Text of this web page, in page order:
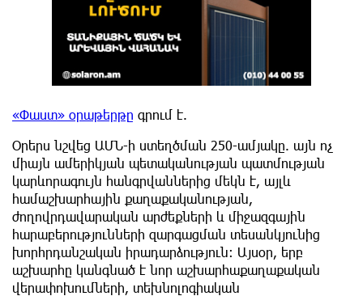
«Փաստ» օրաթերթը գրում է.
Օրերս նշվեց ԱՄՆ-ի ստեղծման 250-ամյակը. այն ոչ
միայն ամերիկյան պետականության պատմության
կարևորագույն հանգրվաններից մեկն է, այլև
համաշխարհային քաղաքականության,
ժողովրդավարական արժեքների և միջազգային
հարաբերությունների զարգացման տեսանկյունից
խորհրդանշական իրադարձություն։ Այսօր, երբ
աշխարհը կանգնած է նոր աշխարհաքաղաքական
վերափոխումների, տեխնոլոգիական